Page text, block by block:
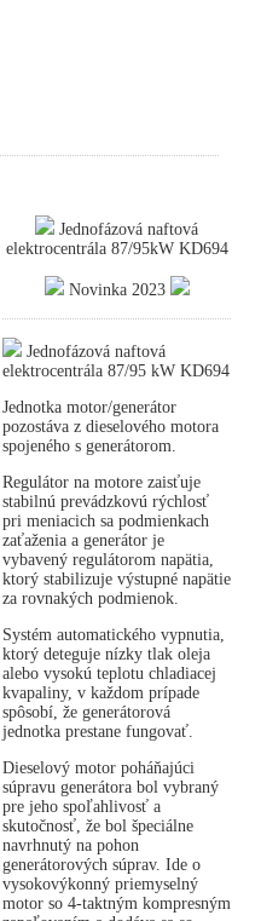
Jednofázová naftová
elektrocentrála 87/95kW KD694
Novinka 2023
Jednofázová naftová
elektrocentrála 87/95 kW KD694
Jednotka motor/generátor
pozostáva z dieselového motora
spojeného s generátorom.
Regulátor na motore zaisťuje
stabilnú prevádzkovú rýchlosť
pri meniacich sa podmienkach
zaťaženia a generátor je
vybavený regulátorom napätia,
ktorý stabilizuje výstupné napätie
za rovnakých podmienok.
Systém automatického vypnutia,
ktorý deteguje nízky tlak oleja
alebo vysokú teplotu chladiacej
kvapaliny, v každom prípade
spôsobí, že generátorová
jednotka prestane fungovať.
Dieselový motor poháňajúci
súpravu generátora bol vybraný
pre jeho spoľahlivosť a
skutočnosť, že bol špeciálne
navrhnutý na pohon
generátorových súprav. Ide o
vysokovýkonný priemyselný
motor so 4-taktným kompresným